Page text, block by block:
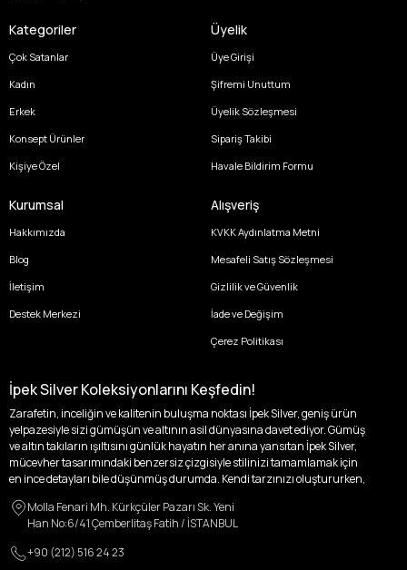
Kategoriler
Çok Satanlar
Kadın
Erkek
Konsept Ürünler
Kişiye Özel
Üyelik
Üye Girişi
Şifremi Unuttum
Üyelik Sözleşmesi
Sipariş Takibi
Havale Bildirim Formu
Kurumsal
Hakkımızda
Blog
İletişim
Destek Merkezi
Alışveriş
KVKK Aydınlatma Metni
Mesafeli Satış Sözleşmesi
Gizlilik ve Güvenlik
İade ve Değişim
Çerez Politikası
İpek Silver Koleksiyonlarını Keşfedin!
Zarafetin, inceliğin ve kalitenin buluşma noktası İpek Silver, geniş ürün
yelpazesiyle sizi gümüşün ve altının asil dünyasına davet ediyor. Gümüş
ve altın takıların ışıltısını günlük hayatın her anına yansıtan İpek Silver,
mücevher tasarımındaki benzersiz çizgisiyle stilinizi tamamlamak için
en ince detayları bile düşünmüş durumda. Kendi tarzınızı oluştururken,
özgünlüğünüzü ön plana çıkaracak tasarımlarımızla tanışın.
İpek Silver’da her bir parça, sizin benzersiz hikayenizi anlatıyor. İster
kendinizi ifade etmek için özel bir parça arayışında olun, ister
Molla Fenari Mh. Kürkçüler Pazarı Sk. Yeni
Han No:6/41 Çemberlitaş Fatih / İSTANBUL
+90 (212) 516 24 23